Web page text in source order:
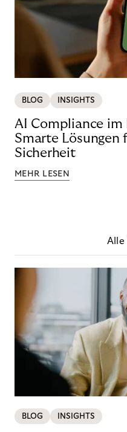
BLOG INSIGHTS
AI Compliance im
Smarte Lösungen
Sicherheit
MEHR LESEN
Alle
BLOG INSIGHTS